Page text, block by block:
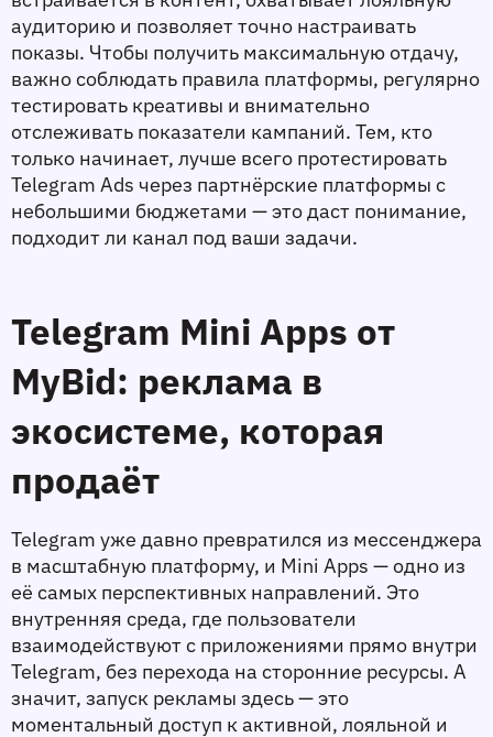
аудиторию и позволяет точно настраивать
показы. Чтобы получить максимальную отдачу,
важно соблюдать правила платформы, регулярно
тестировать креативы и внимательно
отслеживать показатели кампаний. Тем, кто
только начинает, лучше всего протестировать
Telegram Ads через партнёрские платформы с
небольшими бюджетами — это даст понимание,
подходит ли канал под ваши задачи.
Telegram Mini Apps от
MyBid: реклама в
экосистеме, которая
продаёт
Telegram уже давно превратился из мессенджера
в масштабную платформу, и Mini Apps — одно из
её самых перспективных направлений. Это
внутренняя среда, где пользователи
взаимодействуют с приложениями прямо внутри
Telegram, без перехода на сторонние ресурсы. А
значит, запуск рекламы здесь — это
моментальный доступ к активной, лояльной и